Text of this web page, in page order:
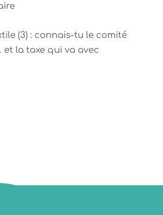
(3) : connais-tu le comité
et la taxe qui va avec